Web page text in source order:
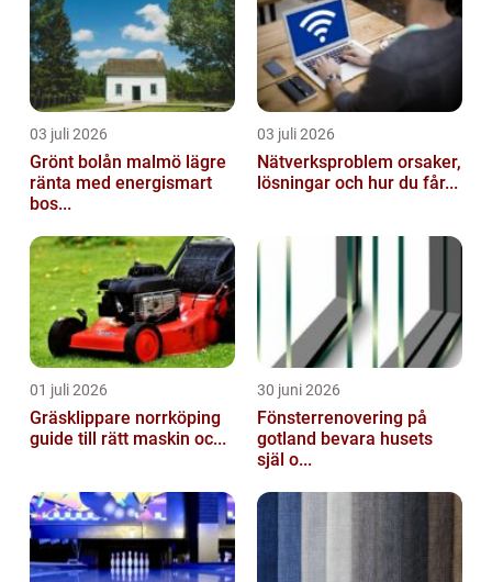
03 juli 2026
Grönt bolån malmö lägre
ränta med energismart
bos...
03 juli 2026
Nätverksproblem orsaker,
lösningar och hur du får...
01 juli 2026
Gräsklippare norrköping
guide till rätt maskin oc...
30 juni 2026
Fönsterrenovering på
gotland bevara husets
själ o...